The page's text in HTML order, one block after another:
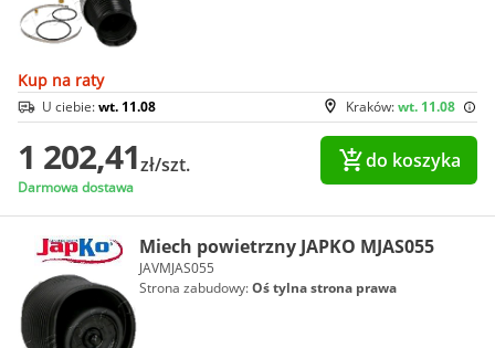
Kup na raty
Kraków:wt. 11.08
U ciebie:wt. 11.08
1 202,41zł/szt.
Darmowa dostawa
do koszyka
Miech powietrzny JAPKO MJAS055
JAVMJAS055
Strona zabudowy:Oś tylna strona prawa